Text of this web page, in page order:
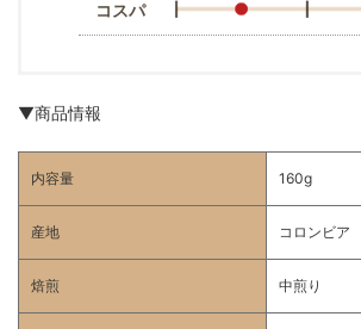
コスパ
▼商品情報
内容量 160g
産地 コロンビア
焙煎 中煎り